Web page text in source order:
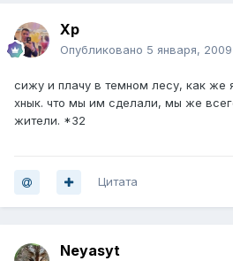
Хр
Опубликовано 5 января, 2009
сижу и плачу в темном лесу, как же
хнык. что мы им сделали, мы же
жители. *32
Цитата
Neyasyt